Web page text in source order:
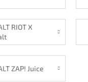
RIOT X
ZAP! Juice